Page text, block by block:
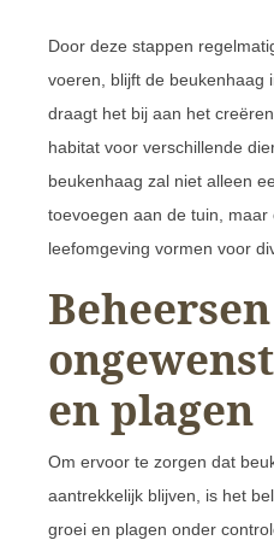
Door deze stappen
voeren, blijft de beukenhaag
draagt het bij aan het
habitat voor verschillende
beukenhaag zal niet alleen
toevoegen aan de tuin, maar
leefomgeving vormen voor
en plagen
Om ervoor te zorgen dat
aantrekkelijk blijven, is het
groei en plagen onder